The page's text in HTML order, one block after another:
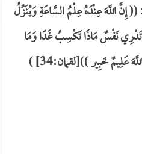
إِنَّ اللَّهَ عِنْدَهُ عِلْمُ السَّاعَةِ وَيُنَزِّلُ
تَدْرِي نَفْسٌ مَاذَا تَكْسِبُ غَدًا وَمَا
تَدْرِي نَفْسٌ بِأَيِّ أَرْضٍ تَمُوتُ إِنَّ اللَّهَ عَلِيمٌ خَبِير ))[لقمان:34] )